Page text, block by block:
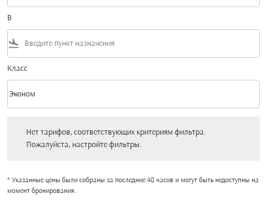
В
flight_land
Класс
Класс option Эконом Selected
Эконом
keyboard_arrow_down
Нет тарифов, соответствующих критериям фильтра.
Пожалуйста, настройте фильтры.
* Указанные цены были собраны за последние 48 часов и могут быть недоступны на
момент бронирования.